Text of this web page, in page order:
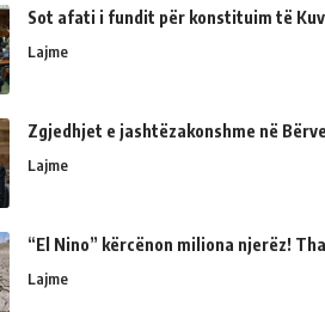
Sot afati i fundit për konstituim të
Lajme
Zgjedhjet e jashtëzakonshme në
Lajme
“El Nino” kërcënon miliona njerëz!
Lajme